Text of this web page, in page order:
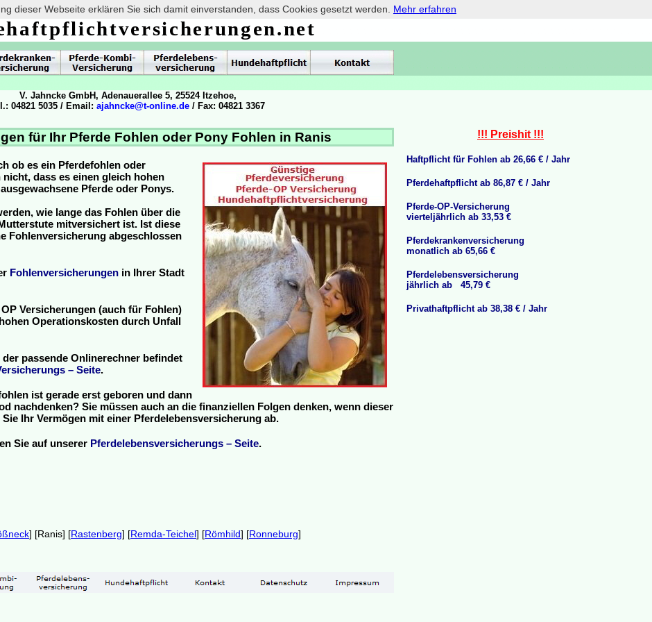
dieser Webseite erklären Sie sich damit einverstanden, dass Cookies gesetzt werden. Mehr erfahren
für Ihr Pferde Fohlen oder Pony Fohlen in Ranis
ob es ein Pferdefohlen oder
dass es einen gleich hohen
Pferde oder Ponys.
wie lange das Fohlen über die
mitversichert ist. Ist diese
Fohlenversicherung abgeschlossen
Fohlenversicherungen in Ihrer Stadt
Versicherungen (auch für Fohlen)
Operationskosten durch Unfall
passende Onlinerechner befindet
– Seite.
ist gerade erst geboren und dann
nachdenken? Sie müssen auch an die finanziellen Folgen denken, wenn dieser
Ihr Vermögen mit einer Pferdelebensversicherung ab.
Sie auf unserer Pferdelebensversicherungs – Seite.
V. Jahncke GmbH, Adenauerallee 5, 25524 Itzehoe,
04821 5035 / Email: ajahncke@t-online.de / Fax: 04821 3367
!!! Preishit !!!
Haftpflicht für Fohlen ab 26,66 € / Jahr
Pferdehaftpflicht ab 86,87 € / Jahr
Pferde-OP-Versicherung
vierteljährlich ab 33,53 €
Pferdekrankenversicherung
monatlich ab 65,66 €
Pferdelebensversicherung
jährlich ab 45,79 €
Privathaftpflicht ab 38,38 € / Jahr
] [Ranis] [Rastenberg] [Remda-Teichel] [Römhild] [Ronneburg]